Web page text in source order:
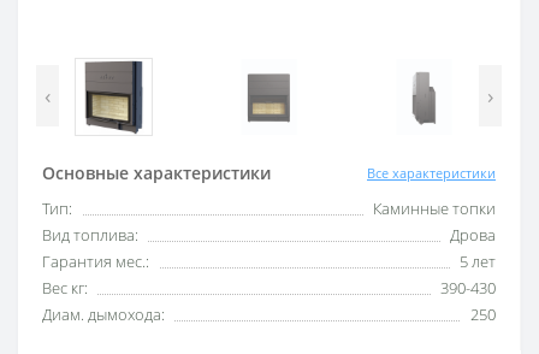
‹ ›
Основные характеристики Все характеристики
Тип:
Каминные топки
Вид топлива:
Дрова
Гарантия мес.:
5 лет
Вес кг:
390-430
Диам. дымохода:
250